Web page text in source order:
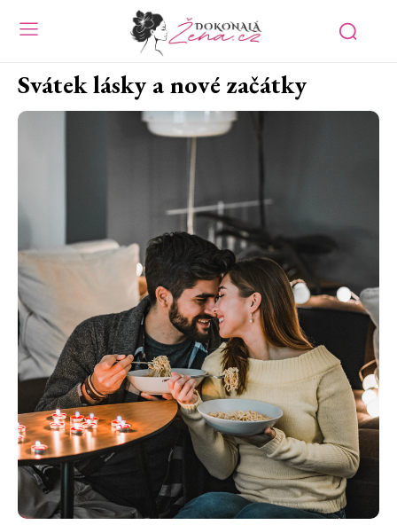
Svátek lásky a nové začátky